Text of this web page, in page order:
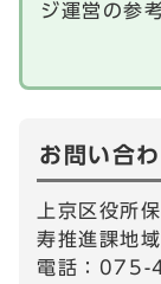
ジ運営の参
お問い合
上京区役所
寿推進課地
電話：